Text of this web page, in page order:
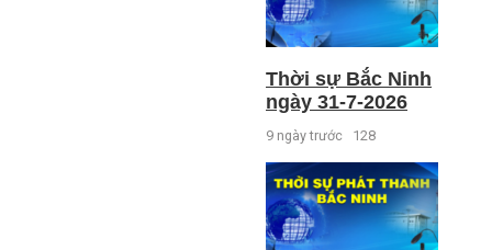
Thời sự Bắc Ninh
ngày 31-7-2026
9 ngày trước 128